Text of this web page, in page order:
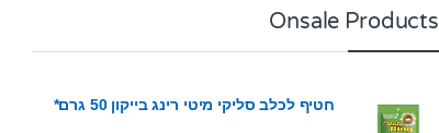
Onsale Products
חטיף לכלב סליקי מיטי רינג בייקון 50 גרם*